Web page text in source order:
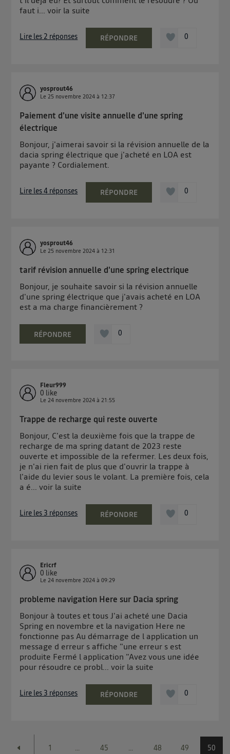
faut i...voir la suite
Lire les 2 réponses RÉPONDRE 0
yosprout46
Le25 novembre 2024 à 12:37
Paiement d'une visite annuelle d'une spring
électrique
Bonjour, j'aimerai savoir si la révision annuelle de la
dacia spring électrique que j'acheté en LOA est
payante ? Cordialement.
Lire les 4 réponses RÉPONDRE 0
yosprout46
Le25 novembre 2024 à 12:31
tarif révision annuelle d'une spring electrique
Bonjour, je souhaite savoir si la révision annuelle
d'une spring électrique que j'avais acheté en LOA
est a ma charge financièrement ?
RÉPONDRE 0
Fleur999
0 like
Le24 novembre 2024 à21:55
Trappe de recharge qui reste ouverte
Bonjour, C'est la deuxième fois que la trappe de
recharge de ma spring datant de 2023 reste
ouverte et impossible de la refermer. Les deux fois,
je n'ai rien fait de plus que d'ouvrir la trappe à
l'aide du levier sous le volant. La première fois, cela
a é...voir la suite
Lire les 3 réponses RÉPONDRE 0
Ericrf
0 like
Le24 novembre 2024 à09:29
probleme navigation Here sur Dacia spring
Bonjour à toutes et tous J'ai acheté une Dacia
Spring en novembre et la navigation Here ne
fonctionne pas Au démarrage de l application un
message d erreur s affiche "une erreur s est
produite Fermé l application "Avez vous une idée
pour résoudre ce probl...voir la suite
Lire les 3 réponses RÉPONDRE 0
1 ... 45 ... 48 49 50